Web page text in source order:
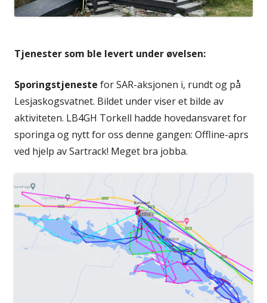
Tjenester som ble levert under øvelsen:
Sporingstjeneste for SAR-aksjonen i, rundt og på
Lesjaskogsvatnet. Bildet under viser et bilde av
aktiviteten. LB4GH Torkell hadde hovedansvaret for
sporinga og nytt for oss denne gangen: Offline-aprs
ved hjelp av Sartrack! Meget bra jobba.